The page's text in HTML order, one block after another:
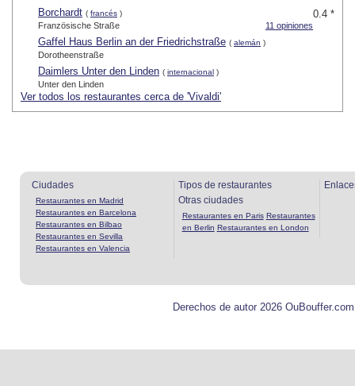
0.4 *
Borchardt ( francés )
11 opiniones
Französische Straße
Gaffel Haus Berlin an der Friedrichstraße ( alemán )
Dorotheenstraße
Daimlers Unter den Linden ( internacional )
Unter den Linden
Ver todos los restaurantes cerca de 'Vivaldi'
Ciudades
Restaurantes en Madrid
Restaurantes en Barcelona
Restaurantes en Bilbao
Restaurantes en Sevilla
Restaurantes en Valencia
Tipos de restaurantes
Otras ciudades
Restaurantes en Paris Restaurantes
en Berlin Restaurantes en London
Derechos de autor 2026